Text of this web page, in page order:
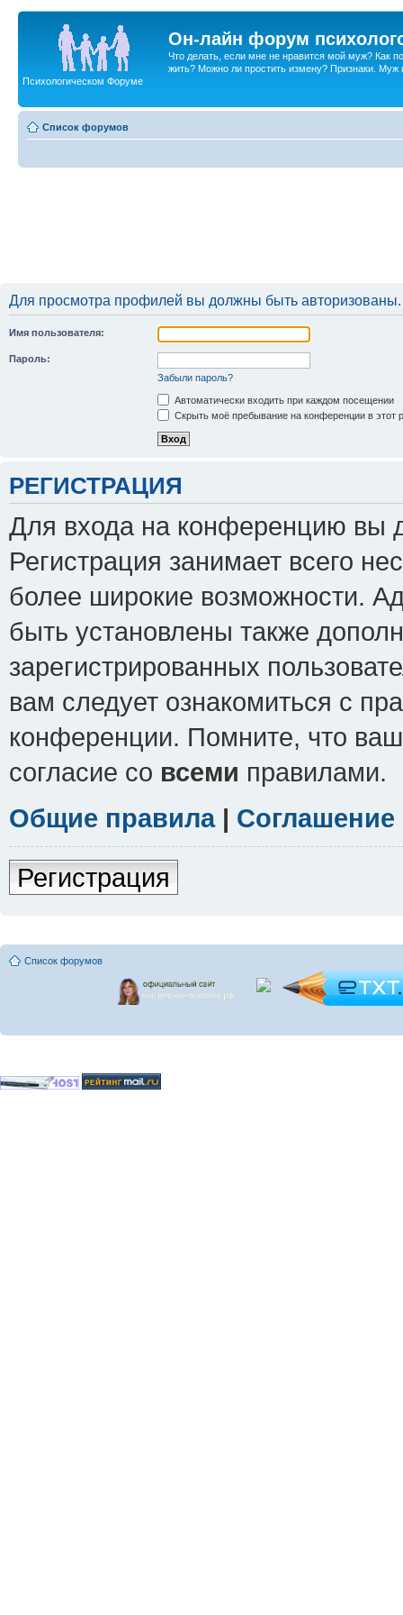
Он-лайн форум
Что делать, если мне не нравится мой муж? Как
жить? Можно ли простить измену? Признаки. Муж
Психологическом Форуме
Список форумов
Для просмотра профилей вы должны быть авторизованы.
Имя пользователя:
Пароль:
Забыли пароль?
Автоматически входить при каждом посещении
Скрыть моё пребывание на конференции в этот
РЕГИСТРАЦИЯ
Для входа на конференцию вы
Регистрация занимает всего
более широкие возможности.
быть установлены также
зарегистрированных
вам следует ознакомиться с
конференции. Помните, что
согласие со всеми правилами.
Общие правила|
Регистрация
Список форумов